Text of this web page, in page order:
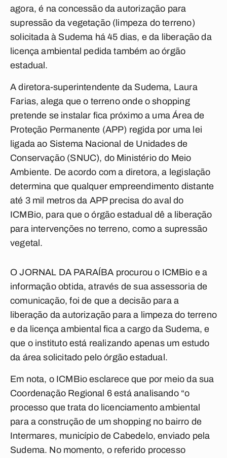
agora, é na concessão da autorização para
supressão da vegetação (limpeza do terreno)
solicitada à Sudema há 45 dias, e da liberação da
licença ambiental pedida também ao órgão
estadual.
A diretora-superintendente da Sudema, Laura
Farias, alega que o terreno onde o shopping
pretende se instalar fica próximo a uma Área de
Proteção Permanente (APP) regida por uma lei
ligada ao Sistema Nacional de Unidades de
Conservação (SNUC), do Ministério do Meio
Ambiente. De acordo com a diretora, a legislação
determina que qualquer empreendimento distante
até 3 mil metros da APP precisa do aval do
ICMBio, para que o órgão estadual dê a liberação
para intervenções no terreno, como a supressão
vegetal.
OJORNAL DA PARAÍBA procurou o ICMBio e a
informação obtida, através de sua assessoria de
comunicação, foi de que a decisão para a
liberação da autorização para a limpeza do terreno
e da licença ambiental fica a cargo da Sudema, e
que o instituto está realizando apenas um estudo
da área solicitado pelo órgão estadual.
Em nota, o ICMBio esclarece que por meio da sua
Coordenação Regional 6 está analisando “o
processo que trata do licenciamento ambiental
para a construção de um shopping no bairro de
Intermares, município de Cabedelo, enviado pela
Sudema. No momento, o referido processo